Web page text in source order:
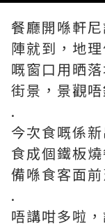
餐廳開喺軒
陣就到，地
嘅窗口用晒
街景，景觀唔
.
今次食嘅係
食成個鐵板
備喺食客面前
.
唔講咁多啦